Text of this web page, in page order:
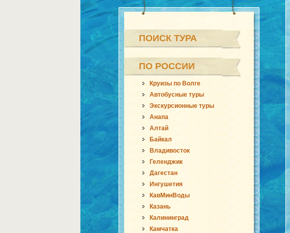
ПОИСК ТУРА
ПО РОССИИ
Круизы по Волге
Автобусные туры
Экскурсионные туры
Анапа
Алтай
Байкал
Владивосток
Геленджик
Дагестан
Ингушетия
КавМинВоды
Казань
Калининград
Камчатка